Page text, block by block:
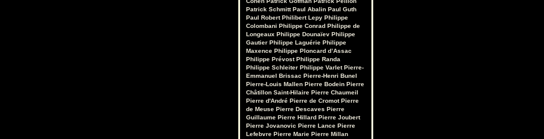
Patrick Schmitt Paul Abalin Paul Guth
Paul Robert Philibert Lepy Philippe
Colombani Philippe Conrad Philippe de
Longeaux Philippe Dounaïev Philippe
Gautier Philippe Laguérie Philippe
Maxence Philippe Ploncard d’Assac
Philippe Prévost Philippe Randa
Philippe Schleiter Philippe Varlet Pierre-
Emmanuel Brissac Pierre-Henri Bunel
Pierre-Louis Mallen Pierre Bodein Pierre
Châtillon Saint-Hilaire Pierre Chaumeil
Pierre d'André Pierre de Cromot Pierre
de Meuse Pierre Descaves Pierre
Guillaume Pierre Hillard Pierre Joubert
Pierre Jovanovic Pierre Lance Pierre
Lefebvre Pierre Marie Pierre Millan